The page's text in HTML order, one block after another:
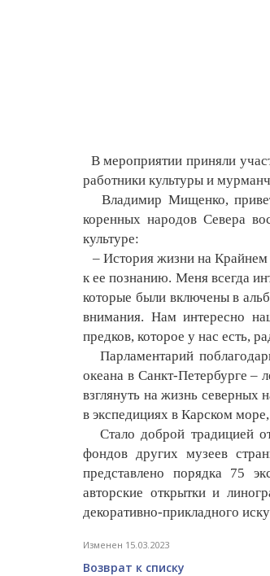
В мероприятии приняли
работники культуры и
Владимир Мищенко,
коренных народов Севера
культуре:
– История жизни на Крайнем
к ее познанию. Меня всегда
которые были включены в
внимания. Нам интересно
предков, которое у нас есть,
Парламентарий
океана в Санкт-Петербурге –
взглянуть на жизнь северных
в экспедициях в Карском
Стало доброй традицией
фондов других музеев
представлено порядка 75
авторские открытки и
декоративно-прикладного
Изменен 15.03.2023
Возврат к списку